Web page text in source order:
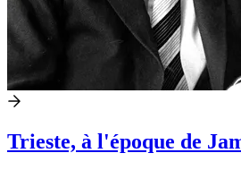
Trieste, à l'époque de